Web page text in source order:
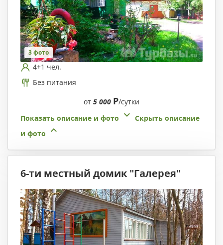
3 фото
4+1 чел.
Без питания
от 5 000 Р/сутки
Показать описание и фото
Скрыть описание
и фото
6-ти местный домик "Галерея"